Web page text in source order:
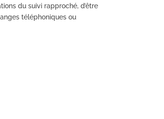
du suivi rapproché, d’être
téléphoniques ou